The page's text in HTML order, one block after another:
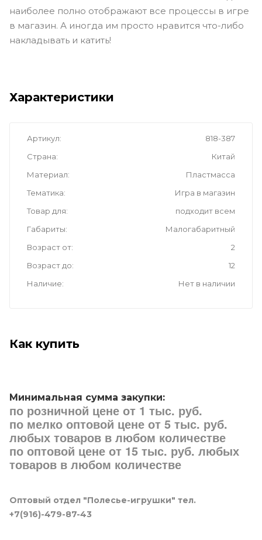
наиболее полно отображают все процессы в игре
в магазин. А иногда им просто нравится что-либо
накладывать и катить!
Характеристики
Артикул
818-387
Страна
Китай
Материал
Пластмасса
Тематика
Игра в магазин
Товар для
подходит всем
Габариты
Малогабаритный
Возраст от
2
Возраст до
12
Наличие
Нет в наличии
Как купить
Минимальная сумма закупки:
по розничной цене от 1 тыс. руб.
по мелко оптовой цене от 5 тыс. руб.
любых товаров в любом количестве
по оптовой цене от 15 тыс. руб. любых
товаров в любом количестве
Оптовый отдел "Полесье-игрушки" тел.
+7(916)-479-87-43